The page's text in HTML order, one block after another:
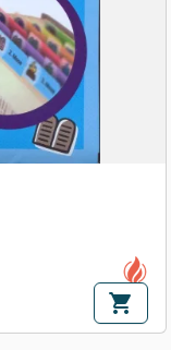
shopping_cart